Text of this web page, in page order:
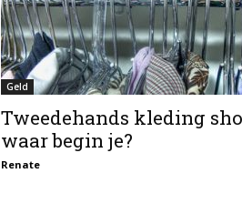
Geld
Tweedehands kleding
waar begin je?
Renate